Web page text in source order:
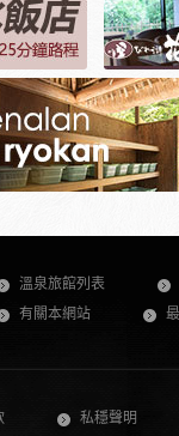
溫泉旅館列表
有關本網站
私穩聲明